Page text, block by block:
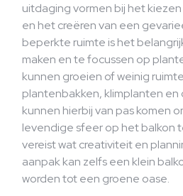
uitdaging vormen bij het
en het creëren van een
beperkte ruimte is het
maken en te focussen op
kunnen groeien of weinig
plantenbakken, klimplanten
kunnen hierbij van pas komen
levendige sfeer op het balkon
vereist wat creativiteit en
aanpak kan zelfs een klein
worden tot een groene oase.